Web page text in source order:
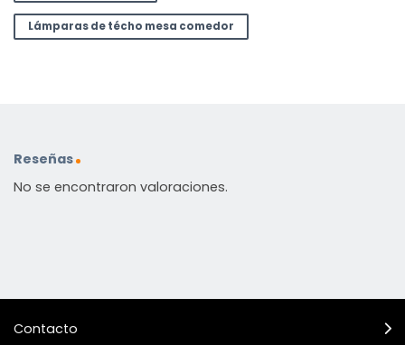
Lámparas de técho mesa comedor
Reseñas
No se encontraron valoraciones.
Contacto